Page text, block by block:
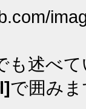
も述べ
で囲み